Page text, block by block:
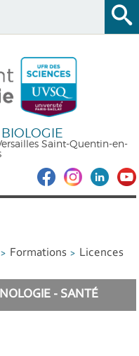
Saint-Quentin-en-
Formations Licences
- SANTÉ